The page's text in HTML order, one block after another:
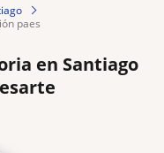
paes
en Santiago